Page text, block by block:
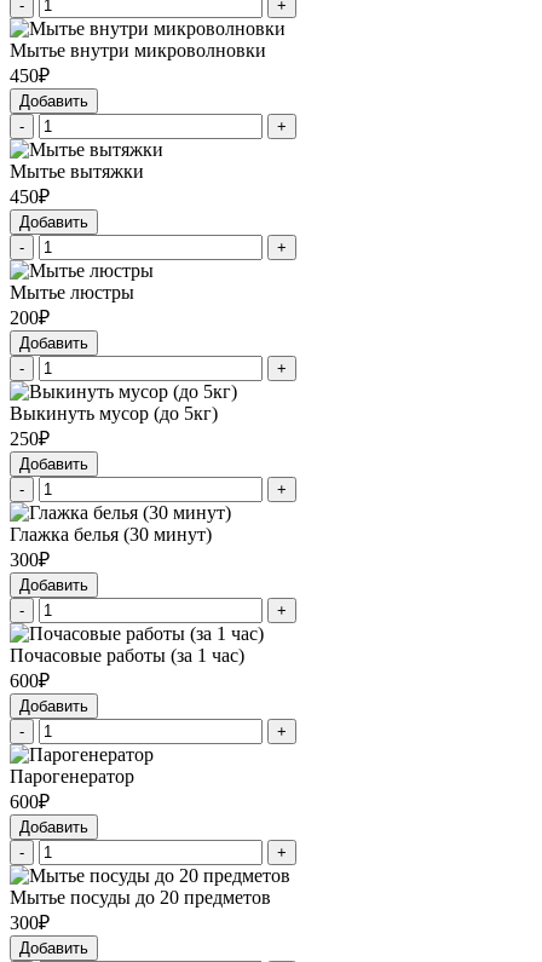
- +
Мытье внутри микроволновки
450₽
Добавить
-
+
Мытье вытяжки
450₽
Добавить
-
+
Мытье люстры
200₽
Добавить
-
+
Выкинуть мусор (до 5кг)
250₽
Добавить
-
+
Глажка белья (30 минут)
300₽
Добавить
-
+
Почасовые работы (за 1 час)
600₽
Добавить
-
+
Парогенератор
600₽
Добавить
-
+
Мытье посуды до 20 предметов
300₽
Добавить